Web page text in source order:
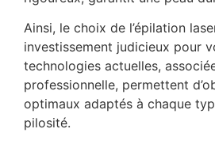
Ainsi, le choix de l’épilation
investissement judicieux pour
technologies actuelles,
professionnelle, permettent
optimaux adaptés à chaque
pilosité.